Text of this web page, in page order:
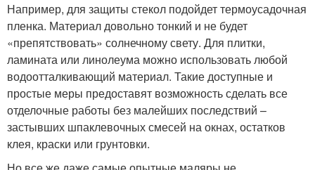
Например, для защиты стекол подойдет термоусадочная
пленка. Материал довольно тонкий и не будет
«препятствовать» солнечному свету. Для плитки,
ламината или линолеума можно использовать любой
водоотталкивающий материал. Такие доступные и
простые меры предоставят возможность сделать все
отделочные работы без малейших последствий –
застывших шпаклевочных смесей на окнах, остатков
клея, краски или грунтовки.